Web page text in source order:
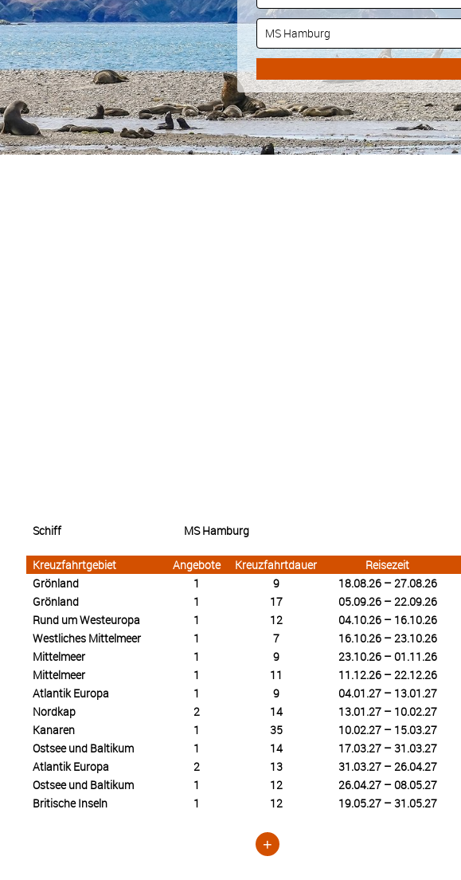
Schiff MS Hamburg
Kreuzfahrtgebiet Angebote Kreuzfahrtdauer Reisezeit
Grönland
1 9 18.08.26 – 27.08.26
Grönland
1 17 05.09.26 – 22.09.26
Rund um Westeuropa
1 12 04.10.26 – 16.10.26
Westliches Mittelmeer
1 7 16.10.26 – 23.10.26
Mittelmeer
1 9 23.10.26 – 01.11.26
Mittelmeer
1 11 11.12.26 – 22.12.26
Atlantik Europa
1 9 04.01.27 – 13.01.27
Nordkap
2 14 13.01.27 – 10.02.27
Kanaren
1 35 10.02.27 – 15.03.27
Ostsee und Baltikum
1 14 17.03.27 – 31.03.27
Atlantik Europa
2 13 31.03.27 – 26.04.27
Ostsee und Baltikum
1 12 26.04.27 – 08.05.27
Britische Inseln
1 12 19.05.27 – 31.05.27
+